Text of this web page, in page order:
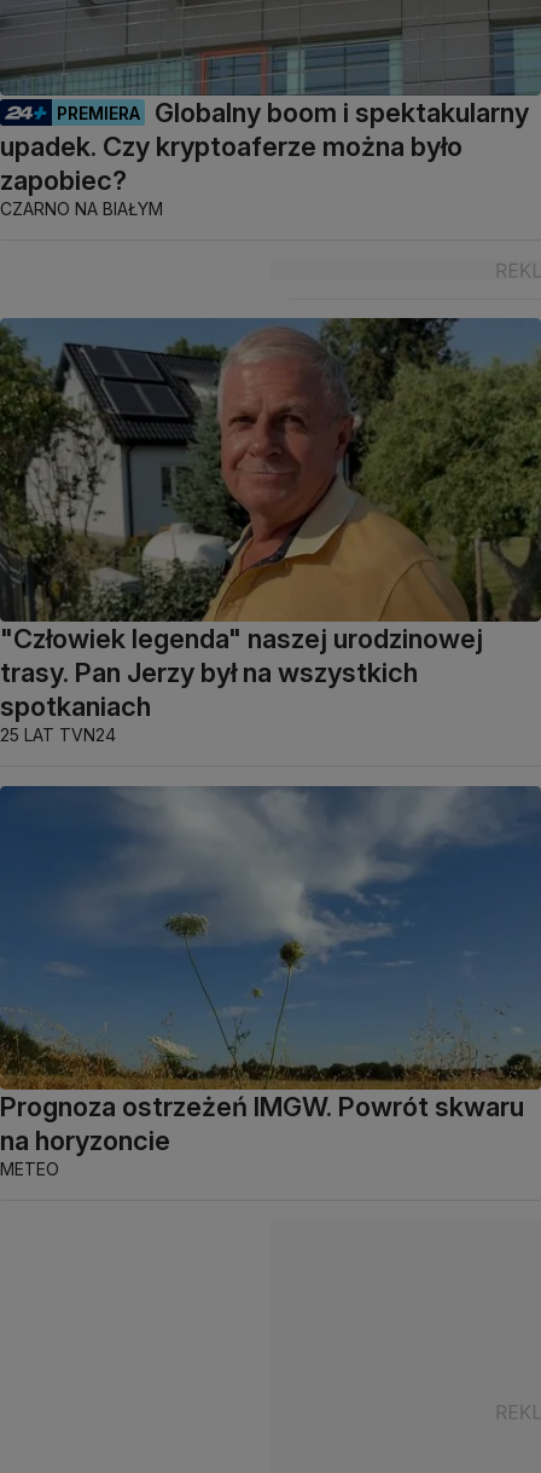
PREMIERA
Globalny boom i spektakularny
upadek. Czy kryptoaferze można było
zapobiec?
CZARNO NA BIAŁYM
"Człowiek legenda" naszej urodzinowej
trasy. Pan Jerzy był na wszystkich
spotkaniach
25 LAT TVN24
Prognoza ostrzeżeń IMGW. Powrót skwaru
na horyzoncie
METEO